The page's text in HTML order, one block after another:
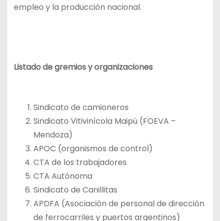
empleo y la producción nacional.
Listado de gremios y organizaciones
Sindicato de camioneros
Sindicato Vitivinícola Maipú (FOEVA –
Mendoza)
APOC (organismos de control)
CTA de los trabajadores
CTA Autónoma
Sindicato de Canillitas
APDFA (Asociación de personal de dirección
de ferrocarriles y puertos argentinos)